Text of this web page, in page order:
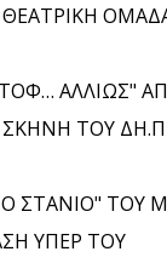
ΘΕΑΤΡΙΚΗ
ΑΛΛΙΩΣ"
ΣΚΗΝΗ ΤΟΥ
ΣΤΑΝΙΟ" ΤΟΥ
ΥΠΕΡ ΤΟΥ